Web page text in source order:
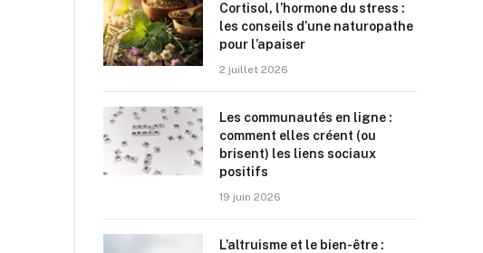
Cortisol, l’hormone du stress :
les conseils d’une naturopathe
pour l’apaiser
2 juillet 2026
Les communautés en ligne :
comment elles créent (ou
brisent) les liens sociaux
positifs
19 juin 2026
L’altruisme et le bien-être :